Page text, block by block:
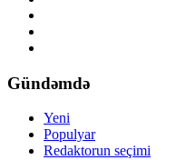
Gündəmdə
Yeni
Populyar
Redaktorun seçimi